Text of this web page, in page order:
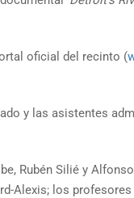
oficial del recinto (
y las asistentes
Rubén Silié y
Alexis; los